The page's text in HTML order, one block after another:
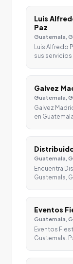
Luis
Paz
Guatemala,
Luis Alfredo
sus servicios
Galvez
Guatemala,
Galvez
en
Guatemala,
Encuentra
Guatemala,
Eventos
Guatemala,
Eventos
Guatemala.